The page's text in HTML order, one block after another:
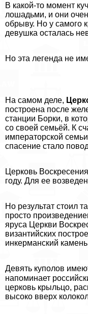
В какой-то момент
лошадьми, и они
обрыву. Но у самого
дeвyшка осталась
Но эта легенда не
На самом деле,
построена после
станции Борки, в
со своей семьёй. К
императорской
спасение стало
Церковь
году. Для ее
Но результат стоил
просто
яруса Церкви
византийских
инкерманский
Девять куполов
напоминает
церковь крыльцо,
высоко вверх